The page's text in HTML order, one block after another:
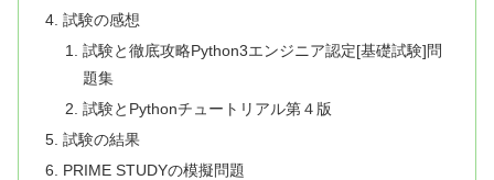
試験の感想
試験と徹底攻略Python3エンジニア認定[基礎試験]問
題集
試験とPythonチュートリアル第４版
試験の結果
PRIME STUDYの模擬問題